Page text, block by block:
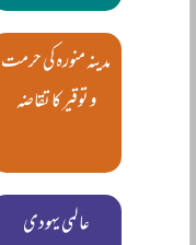
مدینہ منورہ کی حرمت
و توقیر کا تقاضہ
عالمی یہودی